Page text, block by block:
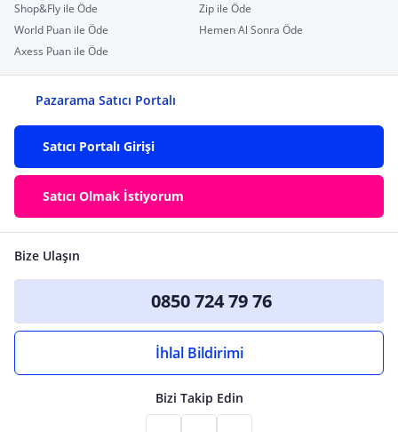
Shop&Fly ile Öde
Zip ile Öde
World Puan ile Öde
Hemen Al Sonra Öde
Axess Puan ile Öde
Pazarama Satıcı Portalı
Satıcı Portalı Girişi
Satıcı Olmak İstiyorum
Bize Ulaşın
0850 724 79 76
İhlal Bildirimi
Bizi Takip Edin